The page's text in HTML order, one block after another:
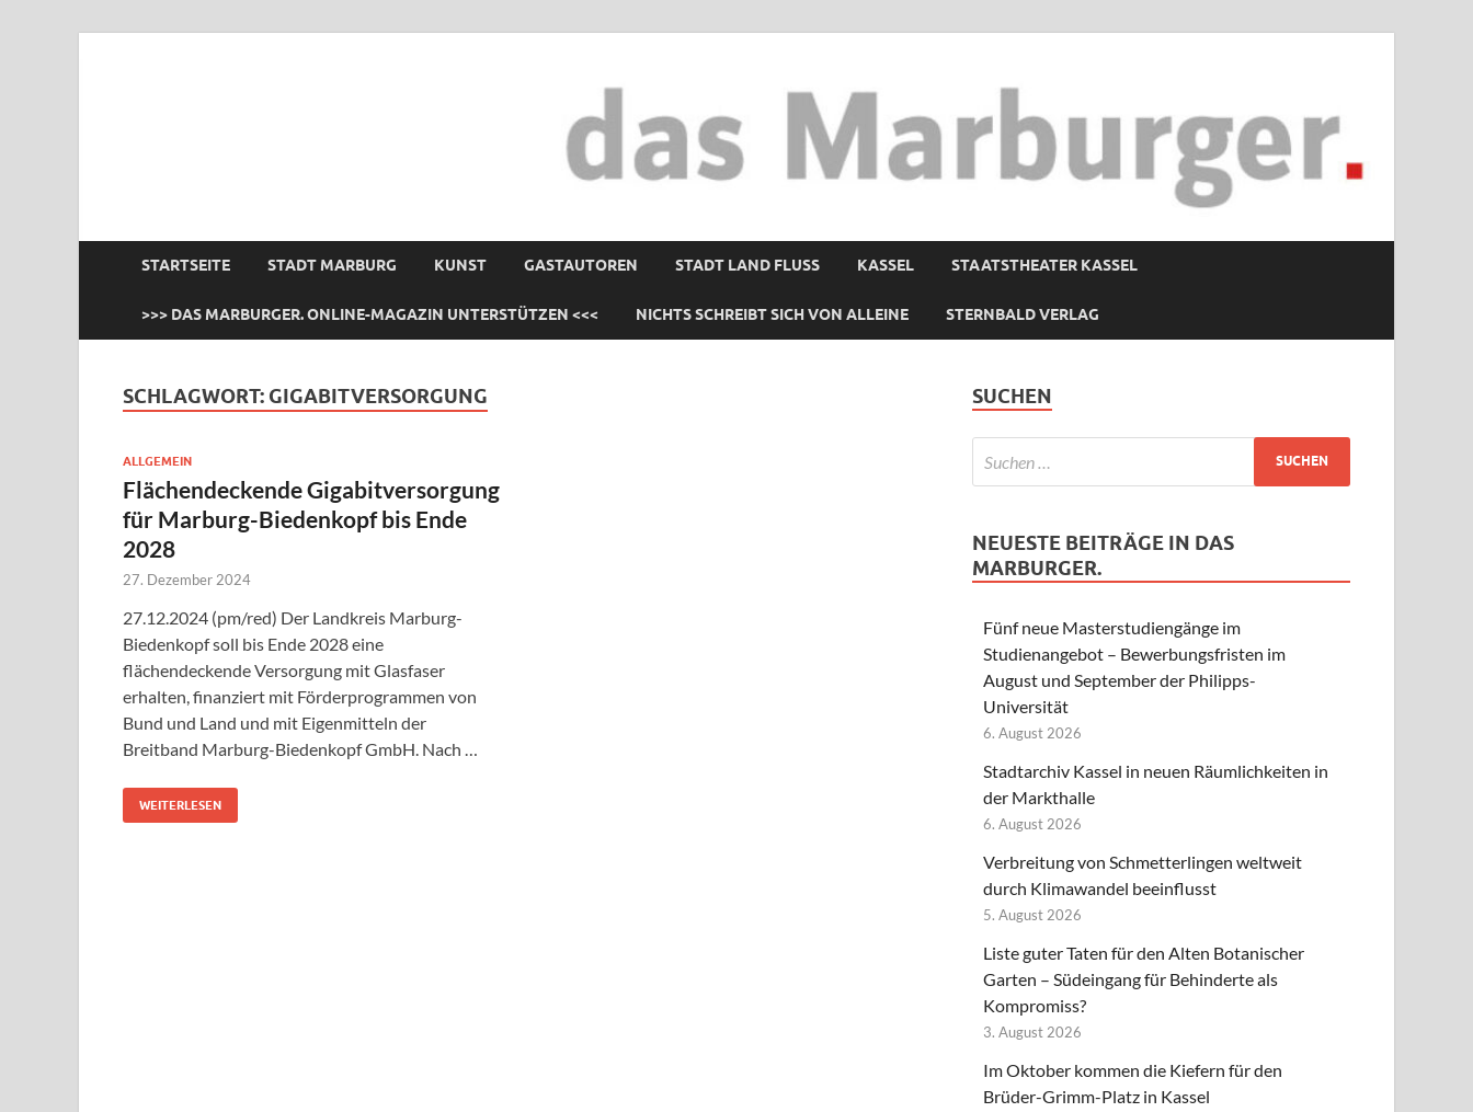
STARTSEITE STADT MARBURG KUNST GASTAUTOREN STADT LAND FLUSS KASSEL STAATSTHEATER KASSEL
>>> DAS MARBURGER. ONLINE-MAGAZIN UNTERSTÜTZEN <<< NICHTS SCHREIBT SICH VON ALLEINE STERNBALD VERLAG
SCHLAGWORT: GIGABITVERSORGUNG
ALLGEMEIN
Flächendeckende Gigabitversorgung
für Marburg-Biedenkopf bis Ende
2028
27. Dezember 2024
27.12.2024 (pm/red) Der Landkreis Marburg-
Biedenkopf soll bis Ende 2028 eine
flächendeckende Versorgung mit Glasfaser
erhalten, finanziert mit Förderprogrammen von
Bund und Land und mit Eigenmitteln der
Breitband Marburg-Biedenkopf GmbH. Nach …
WEITERLESEN
SUCHEN
NEUESTE BEITRÄGE IN DAS
MARBURGER.
Fünf neue Masterstudiengänge im
Studienangebot – Bewerbungsfristen im
August und September der Philipps-
Universität
6. August 2026
Stadtarchiv Kassel in neuen Räumlichkeiten in
der Markthalle
6. August 2026
Verbreitung von Schmetterlingen weltweit
durch Klimawandel beeinflusst
5. August 2026
Liste guter Taten für den Alten Botanischer
Garten – Südeingang für Behinderte als
Kompromiss?
3. August 2026
Im Oktober kommen die Kiefern für den
Brüder-Grimm-Platz in Kassel